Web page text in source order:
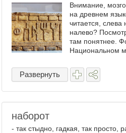
Внимание,
на древнем
читается, слева
налево?
там понятнее.
Национальном
Аддис-Абебе.
что это такое?
Развернуть
наборот
- так стыдно, гадкая, так просто,